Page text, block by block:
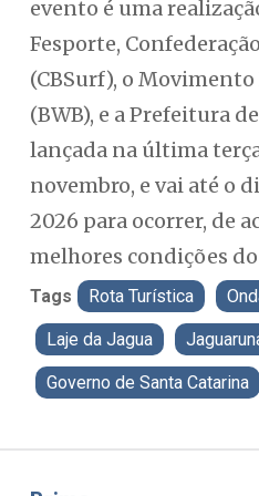
evento é uma
Fesporte,
(CBSurf), o Movimento
(BWB), e a Prefeitura
lançada na última
novembro, e vai até o
2026 para ocorrer, de
melhores condições
Tags Rota Turística
Laje da Jagua
Governo de Santa Catarina